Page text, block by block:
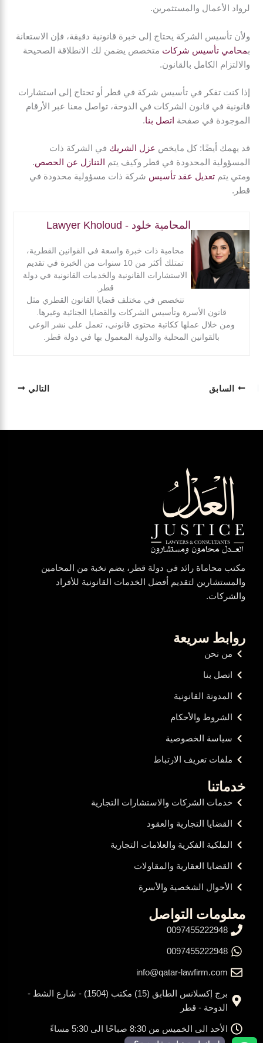
لرواد الأعمال والمستثمرين.
ولأن تأسيس الشركة يحتاج إلى خبرة قانونية دقيقة، فإن الاستعانة
بمحامي تأسيس شركات متخصص يضمن لك الانطلاقة الصحيحة
والالتزام الكامل بالقانون.
إذا كنت تفكر في تأسيس شركة في قطر أو تحتاج إلى استشارات
قانونية في قانون الشركات في الدوحة، تواصل معنا عبر الأرقام
الموجودة في صفحة اتصل بنا.
قد يهمك أيضًا: كل مايخص عزل الشريك في الشركة ذات
المسؤولية المحدودة في قطر وكيف يتم
التنازل عن الحصص.
ومتي يتم تعديل عقد تأسيس شركة ذات مسؤولية محدودة في
قطر.
المحامية خلود - Lawyer Kholoud
محامية ذات خبرة واسعة في القوانين القطرية،
تمتلك أكثر من 10 سنوات من الخبرة في تقديم
الاستشارات القانونية والخدمات القانونية في دولة
قطر.
تتخصص في مختلف قضايا القانون القطري مثل
قانون الأسرة وتأسيس الشركات والقضايا الجنائية وغيرها.
ومن خلال عملها ككاتبة محتوى قانوني، تعمل على نشر الوعي
بالقوانين المحلية والدولية المعمول بها في دولة قطر.
السابق التالي
مكتب محاماة رائد في دولة قطر، يضم نخبة من المحامين
والمستشارين لتقديم أفضل الخدمات القانونية للأفراد
والشركات.
روابط سريعة
من نحن
اتصل بنا
المدونة القانونية
الشروط والأحكام
سياسة الخصوصية
ملفات تعريف الارتباط
خدماتنا
خدمات الشركات والاستشارات التجارية
القضايا التجارية والعقود
الملكية الفكرية والعلامات التجارية
القضايا العقارية والمقاولات
الأحوال الشخصية والأسرة
معلومات التواصل
0097455222948
0097455222948
info@qatar-lawfirm.com
برج إكسلانس الطابق (15) مكتب (1504) - شارع الشط -
الدوحة - قطر
الأحد الى الخميس من 8:30 صباحًا الى 5:30 مساءً